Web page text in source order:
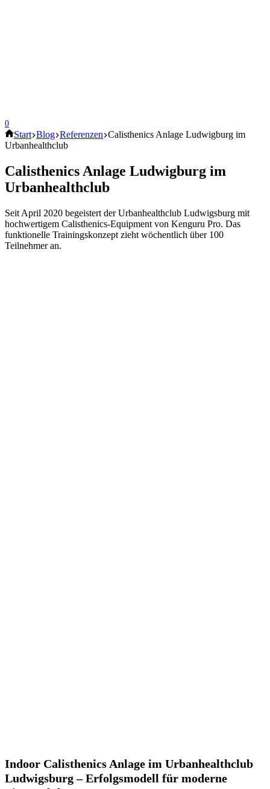
0
Start Blog Referenzen Calisthenics Anlage Ludwigburg im
Urbanhealthclub
Calisthenics Anlage Ludwigburg im
Urbanhealthclub
Seit April 2020 begeistert der Urbanhealthclub Ludwigsburg mit
hochwertigem Calisthenics-Equipment von Kenguru Pro. Das
funktionelle Trainingskonzept zieht wöchentlich über 100
Teilnehmer an.
Indoor Calisthenics Anlage im Urbanhealthclub
Ludwigsburg – Erfolgsmodell für moderne